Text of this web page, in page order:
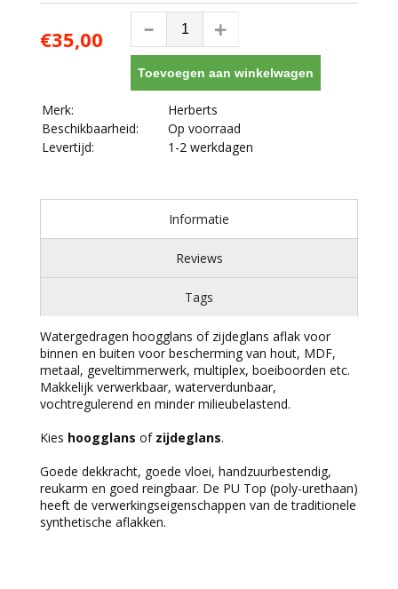
€35,00
Toevoegen aan winkelwagen
Merk:
Herberts
Beschikbaarheid:
Op voorraad
Levertijd:
1-2 werkdagen
Informatie
Reviews
Tags
Watergedragen hoogglans of zijdeglans aflak voor
binnen en buiten voor bescherming van hout, MDF,
metaal, geveltimmerwerk, multiplex, boeiboorden etc.
Makkelijk verwerkbaar, waterverdunbaar,
vochtregulerend en minder milieubelastend.
Kies hoogglans of zijdeglans.
Goede dekkracht, goede vloei, handzuurbestendig,
reukarm en goed reingbaar. De PU Top (poly-urethaan)
heeft de verwerkingseigenschappen van de traditionele
synthetische aflakken.